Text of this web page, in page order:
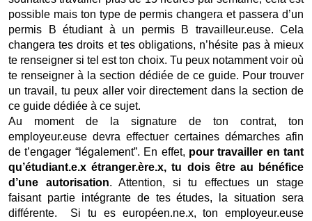
possible mais ton type de permis changera et passera d’un
permis B étudiant à un permis B travailleur.euse. Cela
changera tes droits et tes obligations, n’hésite pas à mieux
te renseigner si tel est ton choix. Tu peux notamment voir où
te renseigner à la section dédiée de ce guide. Pour trouver
un travail, tu peux aller voir directement dans la section de
ce guide dédiée à ce sujet.
Au moment de la signature de ton contrat, ton
employeur.euse devra effectuer certaines démarches afin
de t’engager “légalement”. En effet, pour travailler en tant
qu’étudiant.e.x étranger.ère.x, tu dois être au bénéfice
d’une autorisation. Attention, si tu effectues un stage
faisant partie intégrante de tes études, la situation sera
différente.  Si tu es européen.ne.x, ton employeur.euse